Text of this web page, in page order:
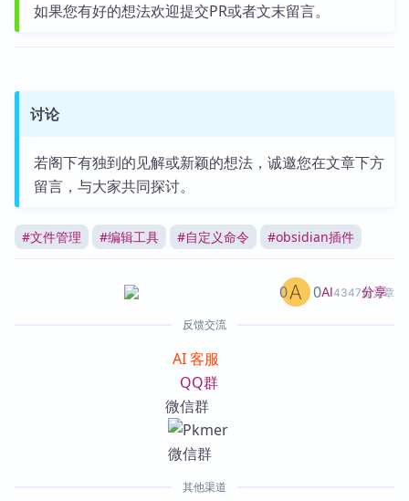
如果您有好的想法欢迎提交PR或者文末留言。
讨论
若阁下有独到的见解或新颖的想法，诚邀您在文章下方
留言，与大家共同探讨。
#文件管理 #编辑工具 #自定义命令 #obsidian插件
AI4347篇文章
0 0 分享
反馈交流
AI 客服
QQ群
微信群
其他渠道